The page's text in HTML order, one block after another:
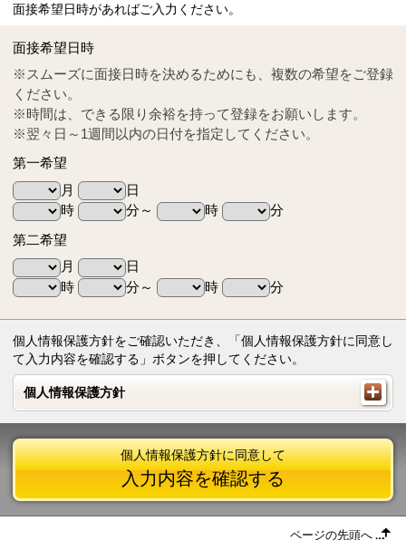
Tel
0570-55-0314
面接希望日時があればご入力ください。
面接希望日時
※スムーズに面接日時を決めるためにも、複数の希望をご登録
ください。
※時間は、できる限り余裕を持って登録をお願いします。
※翌々日～1週間以内の日付を指定してください。
第一希望
月
日
時
分～ 時
分
第二希望
月
日
時
分～ 時 分
個人情報保護方針をご確認いただき、「個人情報保護方針に同意し
て入力内容を確認する」ボタンを押してください。
個人情報保護方針
個人情報保護方針
個人情報保護方針に同意して
入力内容を確認する
ページの先頭へ